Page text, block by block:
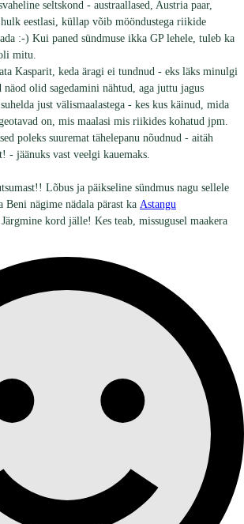
seltskond - austraallased, Austria paar,
hulk eestlasi, küllap võib mööndustega riikide
:-) Kui paned sündmuse ikka GP lehele, tuleb ka
mitu.
Kasparit, keda äragi ei tundnud - eks läks minulgi
olid sagedamini nähtud, aga juttu jagus
just välismaalastega - kes kus käinud, mida
on, mis maalasi mis riikides kohatud jpm.
poleks suuremat tähelepanu nõudnud - aitäh
- jäänuks vast veelgi kauemaks.
Lõbus ja päikseline sündmus nagu sellele
Beni nägime nädala pärast ka Astangu
Järgmine kord jälle! Kes teab, missugusel maakera